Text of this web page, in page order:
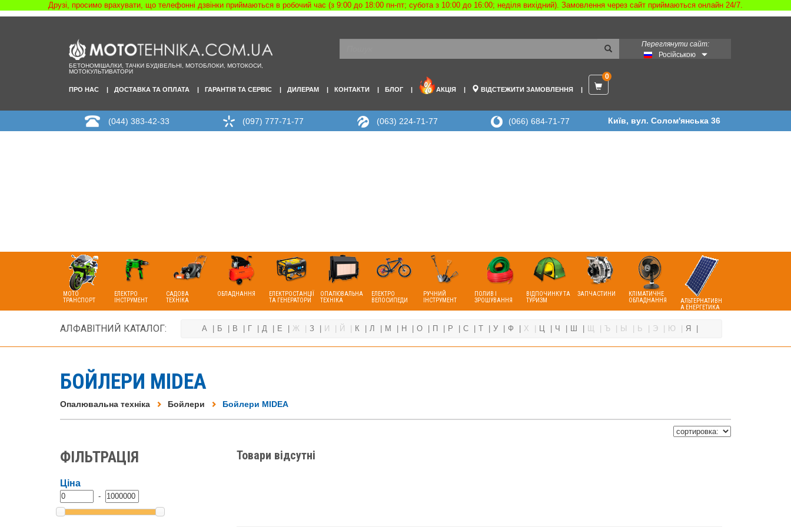
Друзі, просимо врахувати, що телефонні дзвінки приймаються в робочий час (з 9:00 до 18:00 пн-пт; субота з 10:00 до 16:00; неділя вихідний). Замовлення через сайт приймаються онлайн 24/7.
БЕТОНОМІШАЛКИ, ТАЧКИ БУДІВЕЛЬНІ, МОТОБЛОКИ, МОТОКОСИ,
МОТОКУЛЬТИВАТОРИ
Переглянути сайт:
Російською
ПРО НАС ДОСТАВКА ТА ОПЛАТА ГАРАНТІЯ ТА СЕРВІС ДИЛЕРАМ КОНТАКТИ БЛОГ АКЦІЯ ВІДСТЕЖИТИ ЗАМОВЛЕННЯ
0
(044) 383-42-33 (097) 777-71-77 (063) 224-71-77 (066) 684-71-77 Київ, вул. Солом'янська 36
МОТО
ТРАНСПОРТ
ЕЛЕКТРО
ІНСТРУМЕНТ
САДОВА
ТЕХНІКА
ОБЛАДНАННЯ
ЕЛЕКТРОСТАНЦІЇ
ТА ГЕНЕРАТОРИ
ОПАЛЮВАЛЬНА
ТЕХНІКА
ЕЛЕКТРО
ВЕЛОСИПЕДИ
РУЧНИЙ
ІНСТРУМЕНТ
ПОЛИВ І
ЗРОШУВАННЯ
ВІДПОЧИНКУ ТА
ТУРИЗМ
ЗАПЧАСТИНИ
КЛІМАТИЧНЕ
ОБЛАДНАННЯ
АЛЬТЕРНАТИВН
А ЕНЕРГЕТИКА
АЛФАВІТНИЙ КАТАЛОГ: А Б В Г Д Е Ж З И Й К Л М Н О П Р С Т У Ф Х Ц Ч Ш Щ Ъ Ы Ь Э Ю Я
БОЙЛЕРИ MIDEA
Опалювальна техніка Бойлери Бойлери MIDEA
ФІЛЬТРАЦІЯ
Ціна
-
Товари відсутні